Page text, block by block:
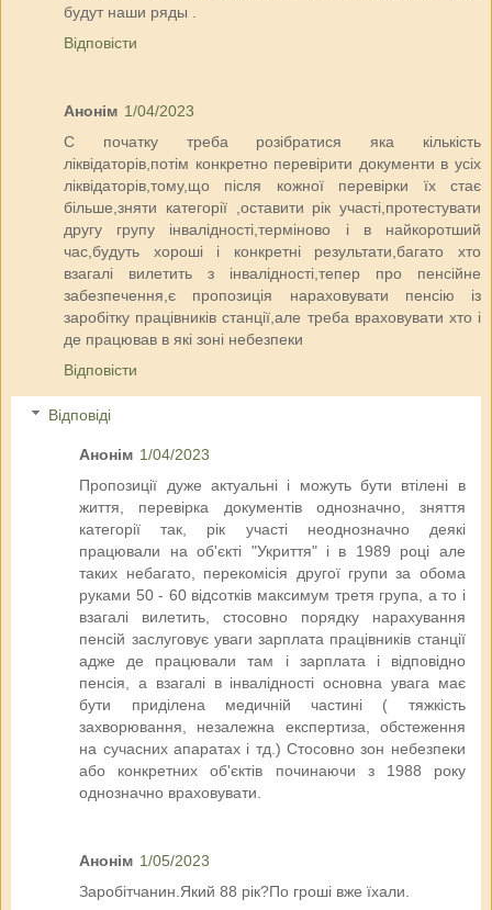
будут наши ряды .
Відповісти
Анонім 1/04/2023
С початку треба розібратися яка кількість
ліквідаторів,потім конкретно перевірити документи в усіх
ліквідаторів,тому,що після кожної перевірки їх стає
більше,зняти категорії ,оставити рік участі,протестувати
другу групу інвалідності,терміново і в найкоротший
час,будуть хороші і конкретні результати,багато хто
взагалі вилетить з інвалідності,тепер про пенсійне
забезпечення,є пропозиція нараховувати пенсію із
заробітку працівників станції,але треба враховувати хто і
де працював в які зоні небезпеки
Відповісти
Відповіді
Анонім 1/04/2023
Пропозиції дуже актуальні і можуть бути втілені в
життя, перевірка документів однозначно, зняття
категорії так, рік участі неоднозначно деякі
працювали на об'єкті "Укриття" і в 1989 році але
таких небагато, перекомісія другої групи за обома
руками 50 - 60 відсотків максимум третя група, а то і
взагалі вилетить, стосовно порядку нарахування
пенсій заслуговує уваги зарплата працівників станції
адже де працювали там і зарплата і відповідно
пенсія, а взагалі в інвалідності основна увага має
бути приділена медичній частині ( тяжкість
захворювання, незалежна експертиза, обстеження
на сучасних апаратах і тд.) Стосовно зон небезпеки
або конкретних об'єктів починаючи з 1988 року
однозначно враховувати.
Анонім 1/05/2023
Заробітчанин.Який 88 рік?По гроші вже їхали.